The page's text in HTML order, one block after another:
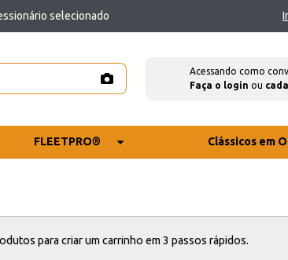
selecionado
Acessando como
Faça o login ou
FLEETPRO® Clássicos em
para criar um carrinho em 3 passos rápidos.